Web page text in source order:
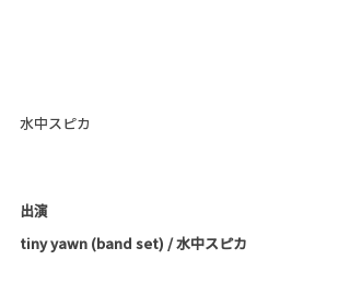
水中スピカ
出演
tiny yawn (band set) / 水中スピカ